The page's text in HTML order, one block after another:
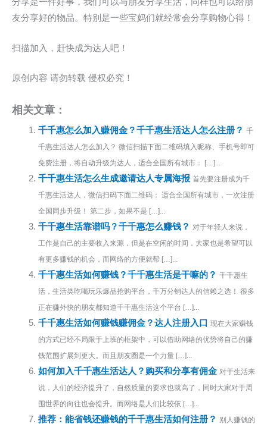
分享是一件好事，我们可以与朋友分享生活，同样也可以给朋
友分享好的物品。特别是一些宝妈们就经常会分享购物心得！
扫描加入，赶快成为达人吧！
原创内容 请勿转载 侵权必究！
相关文章：
千千惠怎么加入赚佣金？千千惠生活达人怎么注册？ 千
千惠生活达人怎么加入？ 微信扫描下面二维码填入昵称、手机号即可
免费注册，将自动升级为达人，适合全国所有城市： […]...
千千惠生活怎么生成邀请达人专属海报 首先要注册成为千
千惠生活达人，微信扫码下面二维码： 适合全国所有城市，一次注册
全国同步升级！ 第二步，如果不是 […]...
千千惠生活靠谱吗？千千惠怎么赚钱？ 对于年轻人来说，
工作是自己的主要收入来源，但是在空闲的时间，大家也是希望可以
有更多赚钱的机会，而网络的方便就帮 […]...
千千惠生活如何赚钱？千千惠生活是干嘛的？ 千千惠生
活，生活类吃喝玩乐爆品抢购平台，千万分销达人的信赖之选！ 很多
正在赚外快的朋友都知道千千惠生活这个平台 […]...
千千惠生活如何赚钱赚佣金？达人注册入口 现在大家赚钱
的方式已经不局限于上班的框架中，可以借助网络的优势将自己的赚
钱范围扩展到更大。而且朋友圈是一个力量 […]...
如何加入千千惠生活达人？购买和分享有佣金 对于生活来
说，人们的经济提升了，自然质量的要求也就高了，同时大家对于周
围世界的向往也会提升。而网络是人们比较依 […]...
推荐：能省钱还赚钱的千千惠生活如何注册？ 别人赚钱的